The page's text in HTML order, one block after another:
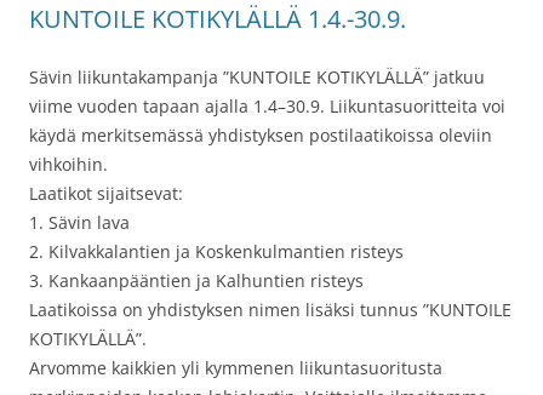
KUNTOILE KOTIKYLÄLLÄ 1.4.-30.9.
Sävin liikuntakampanja ”KUNTOILE KOTIKYLÄLLÄ” jatkuu
viime vuoden tapaan ajalla 1.4–30.9. Liikuntasuoritteita voi
käydä merkitsemässä yhdistyksen postilaatikoissa oleviin
vihkoihin.
Laatikot sijaitsevat:
1. Sävin lava
2. Kilvakkalantien ja Koskenkulmantien risteys
3. Kankaanpääntien ja Kalhuntien risteys
Laatikoissa on yhdistyksen nimen lisäksi tunnus ”KUNTOILE
KOTIKYLÄLLÄ”.
Arvomme kaikkien yli kymmenen liikuntasuoritusta